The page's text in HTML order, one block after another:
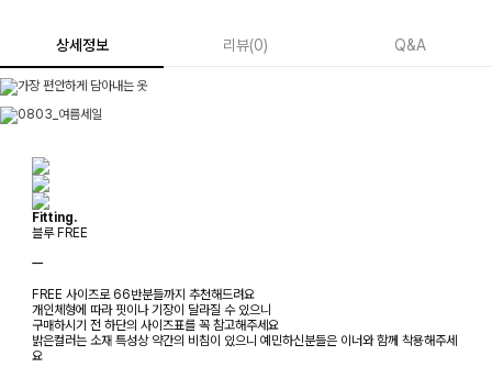
상세정보 리뷰(0) Q&A
Fitting.
블루 FREE
ㅡ
FREE 사이즈로 66반분들까지 추천해드려요
개인체형에 따라 핏이나 기장이 달라질 수 있으니
구매하시기 전 하단의 사이즈표를 꼭 참고해주세요
밝은컬러는 소재 특성상 약간의 비침이 있으니 예민하신분들은 이너와 함께 착용해주세
요